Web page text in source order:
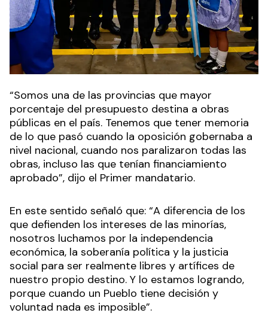
“Somos una de las provincias que mayor
porcentaje del presupuesto destina a obras
públicas en el país. Tenemos que tener memoria
de lo que pasó cuando la oposición gobernaba a
nivel nacional, cuando nos paralizaron todas las
obras, incluso las que tenían financiamiento
aprobado”, dijo el Primer mandatario.
En este sentido señaló que: “A diferencia de los
que defienden los intereses de las minorías,
nosotros luchamos por la independencia
económica, la soberanía política y la justicia
social para ser realmente libres y artífices de
nuestro propio destino. Y lo estamos logrando,
porque cuando un Pueblo tiene decisión y
voluntad nada es imposible”.